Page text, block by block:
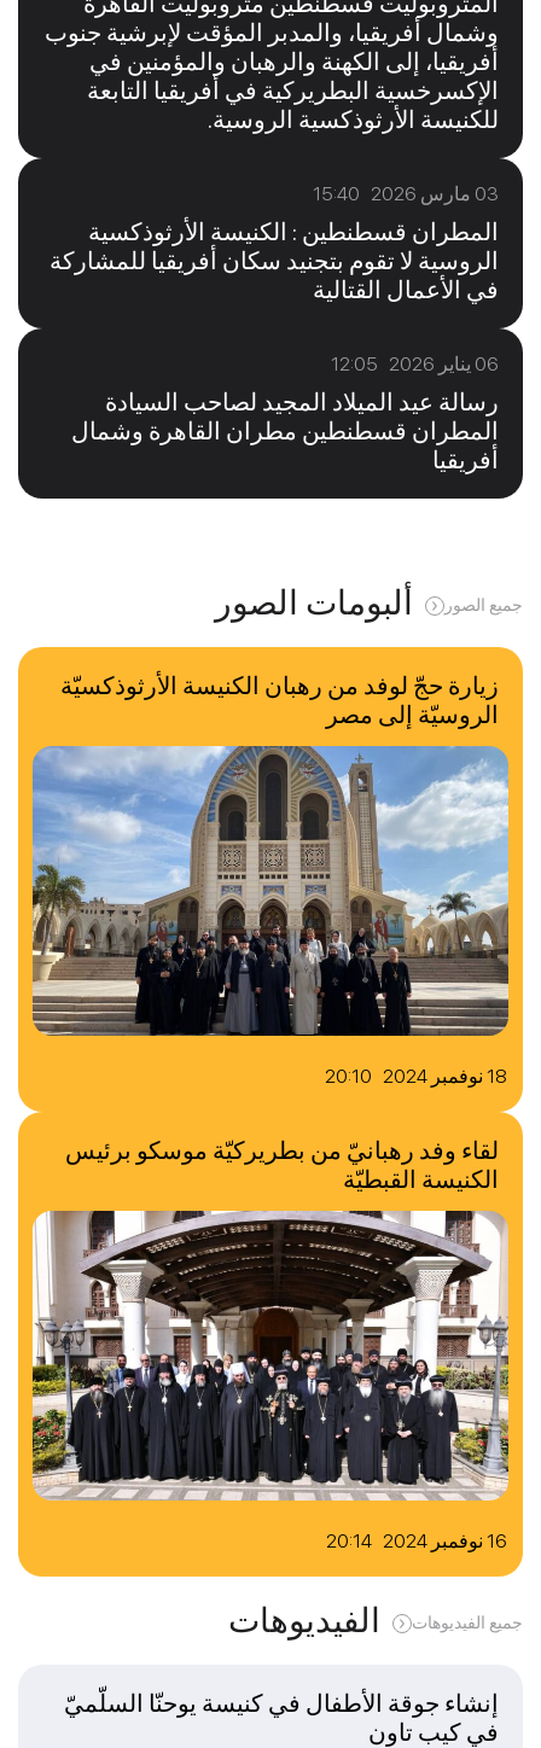
وشمال أفريقيا، والمدبر المؤقت لإبرشية جنوب
أفريقيا، إلى الكهنة والرهبان والمؤمنين في
الإكسرخسية البطريركية في أفريقيا التابعة
للكنيسة الأرثوذكسية الروسية.
03 مارس 2026 15:40
المطران قسطنطين : الكنيسة الأرثوذكسية
الروسية لا تقوم بتجنيد سكان أفريقيا للمشاركة
في الأعمال القتالية
06 يناير 2026 12:05
رسالة عيد الميلاد المجيد لصاحب السيادة
المطران قسطنطين مطران القاهرة وشمال
أفريقيا
ألبومات الصور جميع الصور
18 نوفمبر 2024 20:10
زيارة حجّ لوفد من رهبان الكنيسة الأرثوذكسيّة
الروسيّة إلى مصر
16 نوفمبر 2024 20:14
لقاء وفد رهبانيّ من بطريركيّة موسكو برئيس
الكنيسة القبطيّة
الفيديوهات جميع الفيديوهات
إنشاء جوقة الأطفال في كنيسة يوحنّا السلّميّ
في كيب تاون